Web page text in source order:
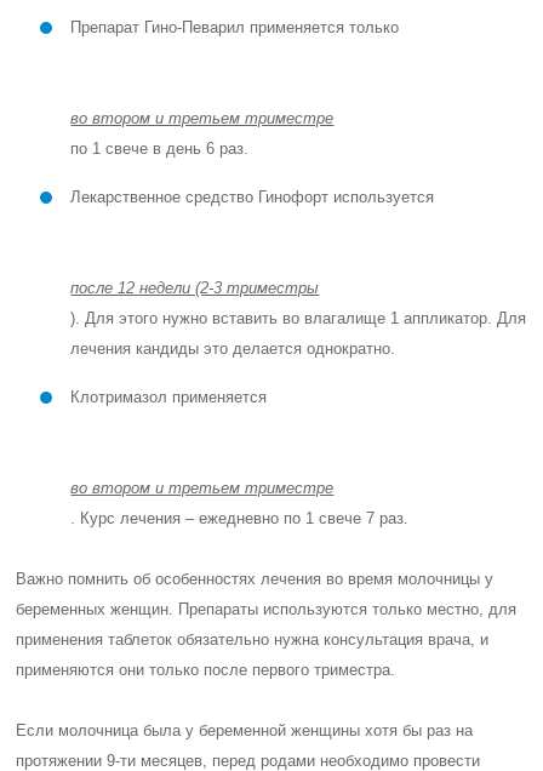
Препарат Гино-Певарил применяется только
во втором и третьем триместре
по 1 свече в день 6 раз.
Лекарственное средство Гинофорт используется
после 12 недели (2-3 триместры
). Для этого нужно вставить во влагалище 1 аппликатор. Для
лечения кандиды это делается однократно.
Клотримазол применяется
во втором и третьем триместре
. Курс лечения – ежедневно по 1 свече 7 раз.
Важно помнить об особенностях лечения во время молочницы у
беременных женщин. Препараты используются только местно, для
применения таблеток обязательно нужна консультация врача, и
применяются они только после первого триместра.
Если молочница была у беременной женщины хотя бы раз на
протяжении 9-ти месяцев, перед родами необходимо провести